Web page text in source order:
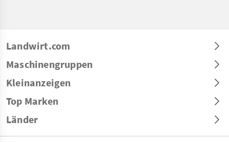
Landwirt.com
Maschinengruppen
Kleinanzeigen
Top Marken
Länder